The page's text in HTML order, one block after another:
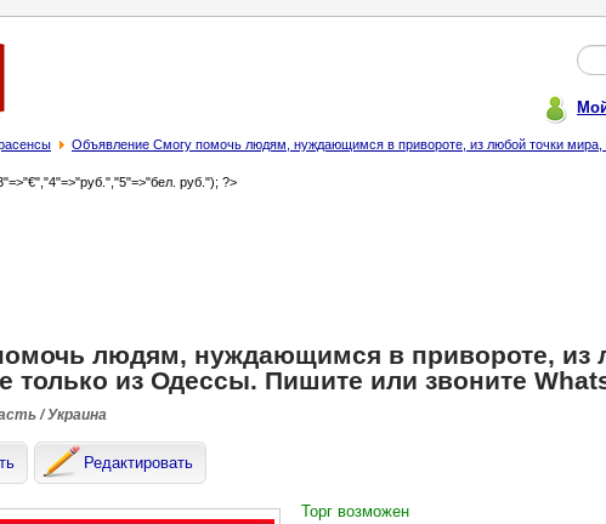
Объявление Смогу помочь людям, нуждающимся в привороте, из любой точки
руб."); ?>
людям, нуждающимся в привороте, из
только из Одессы. Пишите или звоните
/ Украина
Редактировать
Торг возможен